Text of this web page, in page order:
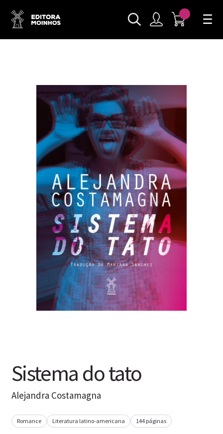
Sistema do tato
Alejandra Costamagna
Romance Literatura latino-americana 144 páginas